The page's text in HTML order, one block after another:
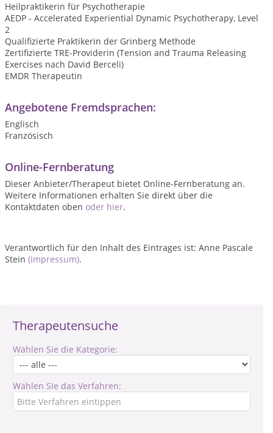
Therapeutensuche
Wählen Sie die Kategorie:
Wählen Sie das Verfahren:
Heilpraktikerin für Psychotherapie
AEDP - Accelerated Experiential Dynamic Psychotherapy, Level
2
Qualifizierte Praktikerin der Grinberg Methode
Zertifizierte TRE-Providerin (Tension and Trauma Releasing
Exercises nach David Berceli)
EMDR Therapeutin
Angebotene Fremdsprachen:
Englisch
Französisch
Online-Fernberatung
Dieser Anbieter/Therapeut bietet Online-Fernberatung an.
Weitere Informationen erhalten Sie direkt über die
Kontaktdaten oben oder hier.
Verantwortlich für den Inhalt des Eintrages ist: Anne Pascale
Stein (Impressum).